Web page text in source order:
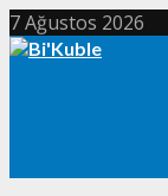
7 Ağustos 2026